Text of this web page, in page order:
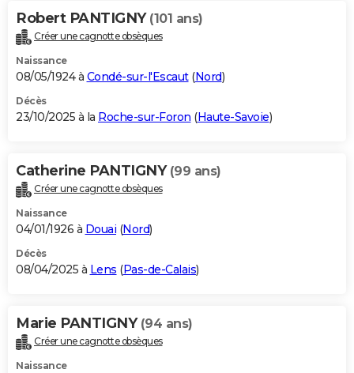
Carte de Noël
Carte Bonne année
Carte Saint-Valentin
Carte Pâques
Carte d'anniversaire
DICTIONNAIRE
Dictionnaire
Biographies
Citations
Expressions
Proverbes
PROGRAMME TV
S'inscrire
Se connecter
Lycées
Collèges
Primaires
Universités
Entreprises
Service militaire
Avis de recherche
AVIS DE DÉCÈS
Bricolage
Lifestyle
Culture
Sport
Auto
Television
Voyage
Cinema
Robert PANTIGNY (101 ans)
Créer une cagnotte obsèques
Naissance
08/05/1924 à Condé-sur-l'Escaut(Nord)
Décès
23/10/2025 à la Roche-sur-Foron (Haute-Savoie)
Catherine PANTIGNY (99 ans)
Créer une cagnotte obsèques
Naissance
04/01/1926 à Douai (Nord)
Décès
08/04/2025 à Lens (Pas-de-Calais)
Marie PANTIGNY (94 ans)
Créer une cagnotte obsèques
Naissance